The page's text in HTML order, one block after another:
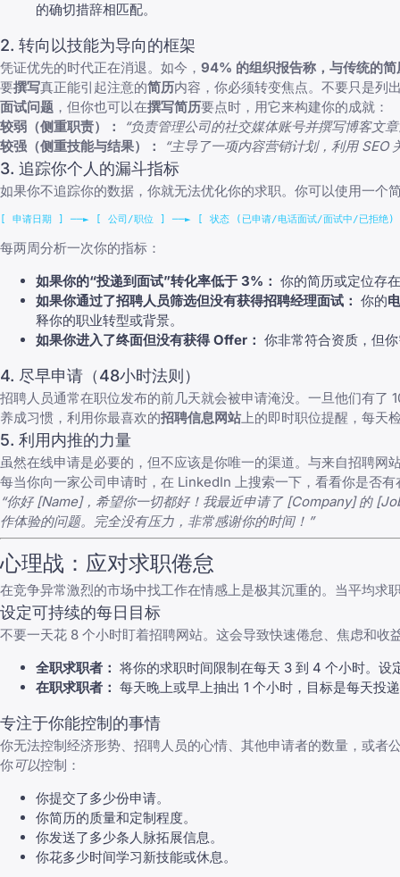
的确切措辞相匹配。
2. 转向以技能为导向的框架
凭证优先的时代正在消退。如今， 94% 的组织报告称，与传统的
要撰写真正能引起注意的简历内容，你必须转变焦点。不要只是列
面试问题 ，但你也可以在撰写简历要点时，用它来构建你的成就：
较弱（侧重职责）：
“负责管理公司的社交媒体账号并撰写博客文
较强（侧重技能与结果）：
“主导了一项内容营销计划，利用
3. 追踪你个人的漏斗指标
如果你不追踪你的数据，你就无法优化你的求职。你可以使用一个
每两周分析一次你的指标：
如果你的“投递到面试”转化率低于 3%： 你的简历或定位存
如果你通过了招聘人员筛选但没有获得招聘经理面试： 你的
释你的职业转型或背景。
如果你进入了终面但没有获得 Offer： 你非常符合资质，但
4. 尽早申请（48小时法则）
招聘人员通常在职位发布的前几天就会被申请淹没。一旦他们有了
养成习惯，利用你最喜欢的招聘信息网站上的即时职位提醒，每天
5. 利用内推的力量
虽然在线申请是必要的，但不应该是你唯一的渠道。与来自招聘网
每当你向一家公司申请时，在 LinkedIn 上搜索一下，看看你是否
“你好 [Name]，希望你一切都好！我最近申请了 [Company] 的
作体验的问题。完全没有压力，非常感谢你的时间！”
心理战：应对求职倦怠
在竞争异常激烈的市场中找工作在情感上是极其沉重的。当平均求
设定可持续的每日目标
不要一天花 8 个小时盯着招聘网站。这会导致快速倦怠、焦虑和
全职求职者： 将你的求职时间限制在每天 3 到 4 个小时。
在职求职者： 每天晚上或早上抽出 1 个小时，目标是每天投
专注于你能控制的事情
你无法控制经济形势、招聘人员的心情、其他申请者的数量，或者
你可以控制：
你提交了多少份申请。
你简历的质量和定制程度。
你发送了多少条人脉拓展信息。
你花多少时间学习新技能或休息。